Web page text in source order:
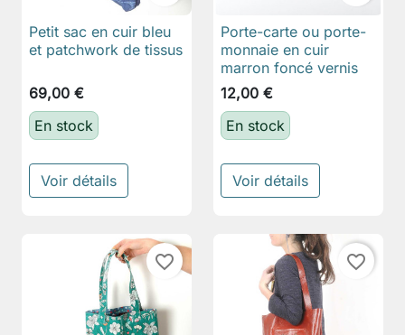
Petit sac en cuir bleu
et patchwork de tissus
69,00 €
En stock
Voir détails
Porte-carte ou porte-
monnaie en cuir
marron foncé vernis
12,00 €
En stock
Voir détails
favorite_border favorite_border